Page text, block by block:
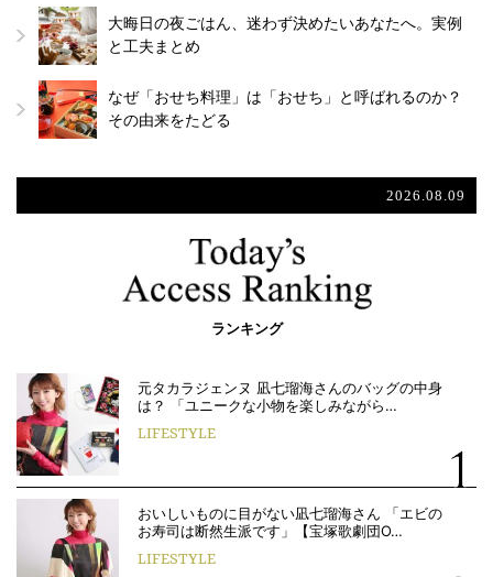
大晦日の夜ごはん、迷わず決めたいあなたへ。実例
と工夫まとめ
なぜ「おせち料理」は「おせち」と呼ばれるのか？
その由来をたどる
2026.08.09
ランキング
元タカラジェンヌ 凪七瑠海さんのバッグの中身
は？ 「ユニークな小物を楽しみながら…
LIFESTYLE
おいしいものに目がない凪七瑠海さん 「エビの
お寿司は断然生派です」【宝塚歌劇団O…
LIFESTYLE